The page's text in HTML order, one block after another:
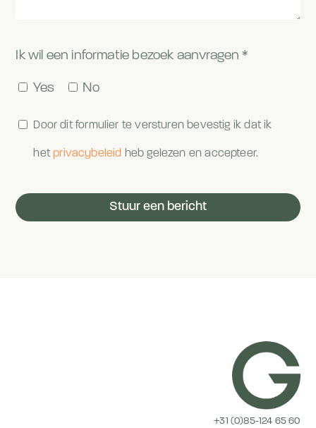
Ik wil een informatie bezoek aanvragen *
Yes No
Door dit formulier te versturen bevestig ik dat ik
hetprivacybeleid heb gelezen en accepteer.
Stuur een bericht
+31 (0)85-124 65 60